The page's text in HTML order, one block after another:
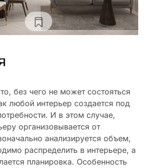
без чего не может состояться
любой интерьер создается под
И в этом случае,
организовывается от
анализируется объем,
распределить в интерьере, а
планировка. Особенность